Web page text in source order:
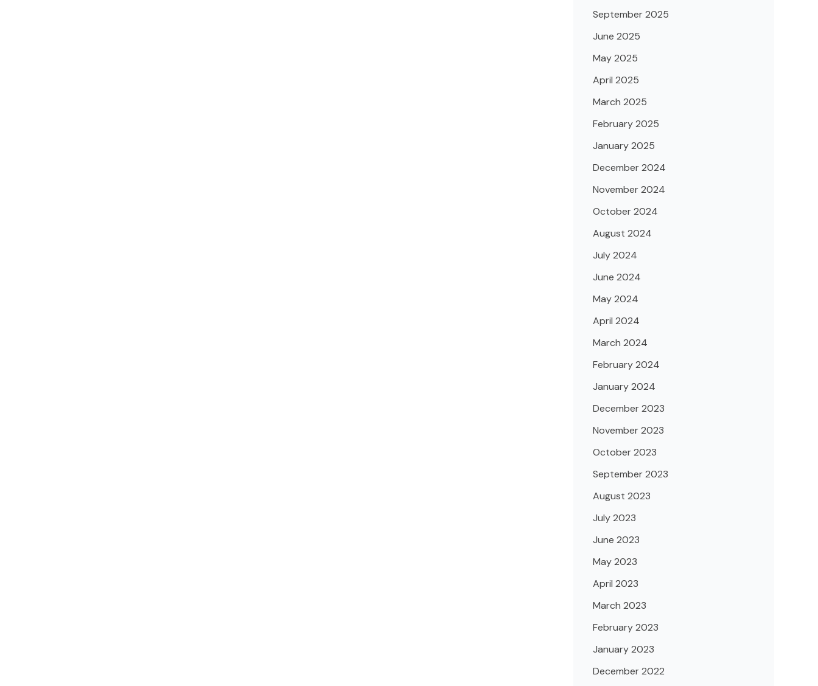
September 2025
June 2025
May 2025
April 2025
March 2025
February 2025
January 2025
December 2024
November 2024
October 2024
August 2024
July 2024
June 2024
May 2024
April 2024
March 2024
February 2024
January 2024
December 2023
November 2023
October 2023
September 2023
August 2023
July 2023
June 2023
May 2023
April 2023
March 2023
February 2023
January 2023
December 2022